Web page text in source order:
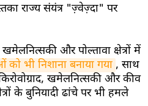
राज्य संयंत्र "ज़्वेज़्दा" पर
और पोल्तावा क्षेत्रों में
भी निशाना बनाया गया , साथ
खमेलनित्सकी और कीव
के बुनियादी ढांचे पर भी हमले